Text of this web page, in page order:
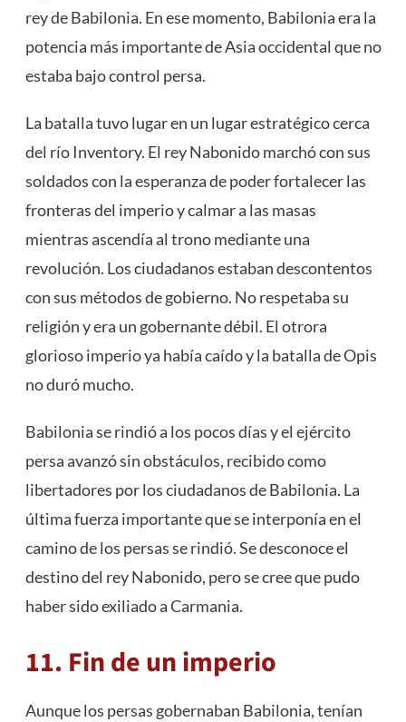
rey de Babilonia. En ese momento, Babilonia era la
potencia más importante de Asia occidental que no
estaba bajo control persa.
La batalla tuvo lugar en un lugar estratégico cerca
del río Inventory. El rey Nabonido marchó con sus
soldados con la esperanza de poder fortalecer las
fronteras del imperio y calmar a las masas
mientras ascendía al trono mediante una
revolución. Los ciudadanos estaban descontentos
con sus métodos de gobierno. No respetaba su
religión y era un gobernante débil. El otrora
glorioso imperio ya había caído y la batalla de Opis
no duró mucho.
Babilonia se rindió a los pocos días y el ejército
persa avanzó sin obstáculos, recibido como
libertadores por los ciudadanos de Babilonia. La
última fuerza importante que se interponía en el
camino de los persas se rindió. Se desconoce el
destino del rey Nabonido, pero se cree que pudo
haber sido exiliado a Carmania.
11. Fin de un imperio
Aunque los persas gobernaban Babilonia, tenían